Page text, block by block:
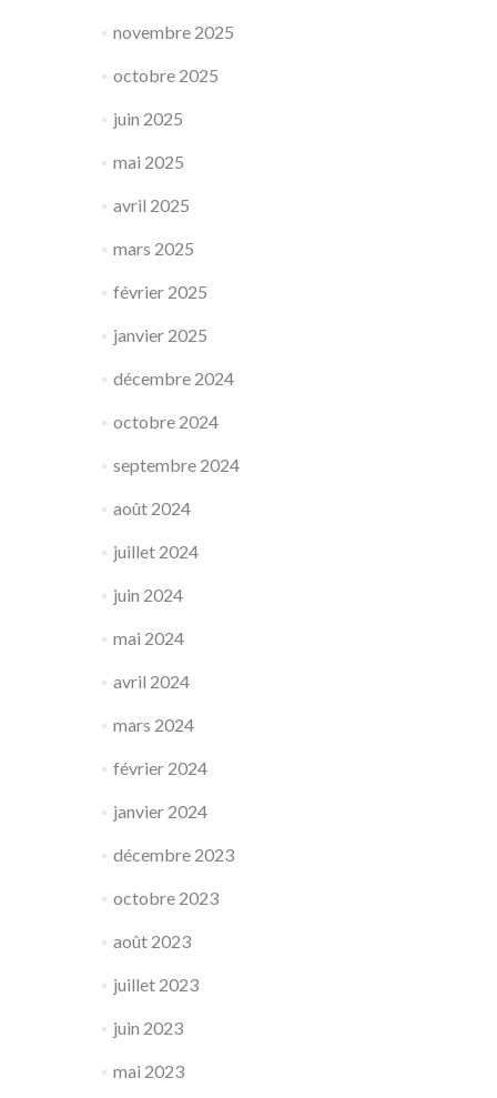
novembre 2025
octobre 2025
juin 2025
mai 2025
avril 2025
mars 2025
février 2025
janvier 2025
décembre 2024
octobre 2024
septembre 2024
août 2024
juillet 2024
juin 2024
mai 2024
avril 2024
mars 2024
février 2024
janvier 2024
décembre 2023
octobre 2023
août 2023
juillet 2023
juin 2023
mai 2023